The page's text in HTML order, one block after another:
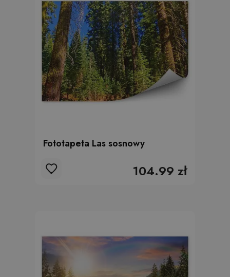
Fototapeta Las sosnowy
104.99 zł